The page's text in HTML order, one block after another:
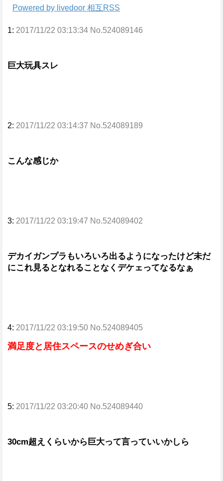
Powered by livedoor 相互RSS
1: 2017/11/22 03:13:34 No.524089146
巨大玩具スレ
2: 2017/11/22 03:14:37 No.524089189
こんな感じか
3: 2017/11/22 03:19:47 No.524089402
デカイガンプラもいろいろ出るようになったけど未だ
にこれ見るとなれることなくデケェってなるなぁ
4: 2017/11/22 03:19:50 No.524089405
満足度と居住スペースのせめぎ合い
5: 2017/11/22 03:20:40 No.524089440
30cm超えくらいから巨大って言っていいかしら